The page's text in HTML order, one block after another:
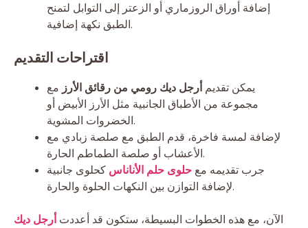
إضافة أوراق الروزماري أو الزعتر إلى التوابل لتمنح
الطبق نكهة إضافية.
اقتراحات التقديم
يمكن تقديم أرجل ديك رومي من رقائق الأرز مع
مجموعة من الأطباق الجانبية مثل الأرز الأبيض أو
الخضروات المشوية.
لإضافة لمسة فاخرة، قدم الطبق مع صلصة زبادي مع
الأعشاب أو صلصة الطماطم الحارة.
جرب تقديمه مع حلوى حلم الأناناس كحلوى جانبية
لإضافة التوازن بين النكهات الحلوة والحارة.
الآن، مع هذه الخطوات البسيطة، ستكون قد أعددت أرجل ديك